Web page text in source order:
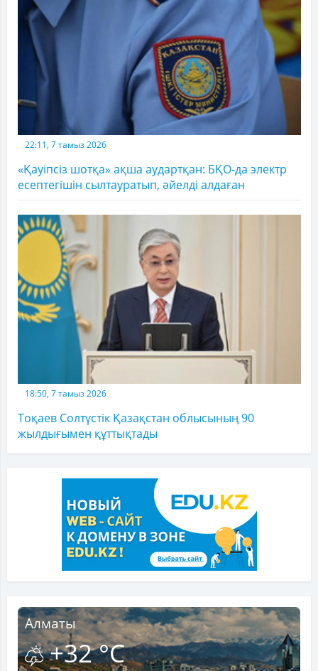
22:11, 7 тамыз 2026
«Қауіпсіз шотқа» ақша аудартқан: БҚО-да электр
есептегішін сылтауратып, әйелді алдаған
18:50, 7 тамыз 2026
Тоқаев Солтүстік Қазақстан облысының 90
жылдығымен құттықтады
Алматы
+32 °C